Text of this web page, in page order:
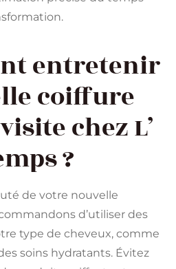
entretenir
coiffure
chez L’
?
de votre nouvelle
d’utiliser des
type de cheveux, comme
soins hydratants. Évitez